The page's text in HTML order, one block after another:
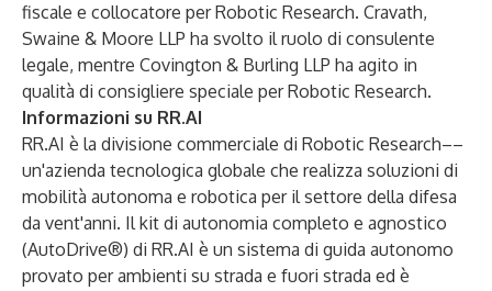
fiscale e collocatore per Robotic Research. Cravath,
Swaine & Moore LLP ha svolto il ruolo di consulente
legale, mentre Covington & Burling LLP ha agito in
qualità di consigliere speciale per Robotic Research.
Informazioni su RR.AI
RR.AI è la divisione commerciale di Robotic Research––
un'azienda tecnologica globale che realizza soluzioni di
mobilità autonoma e robotica per il settore della difesa
da vent'anni. Il kit di autonomia completo e agnostico
(AutoDrive®) di RR.AI è un sistema di guida autonomo
provato per ambienti su strada e fuori strada ed è